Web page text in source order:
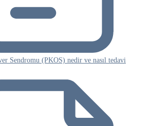
Sendromu (PKOS) nedir ve nasıl tedavi